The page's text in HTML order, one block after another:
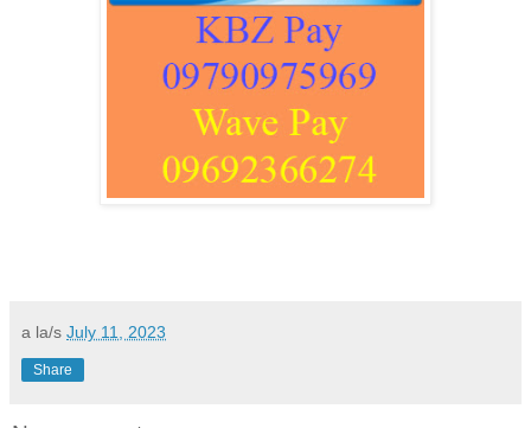
a la/s July 11, 2023
Share